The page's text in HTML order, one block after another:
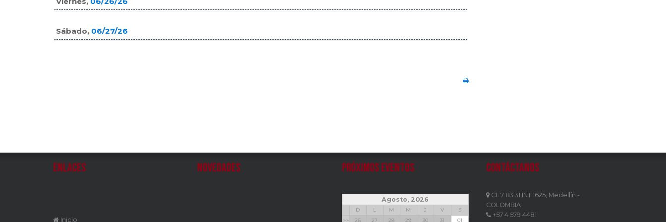
Sábado, 06/27/26
Enlaces
Inicio
Novedades Próximos Eventos
Agosto, 2026
D L M M J V
S
>>
26 27 28 29 30 31 01
Contáctanos
CL 7 83 31 INT 1625, Medellín -
COLOMBIA
+57 4 579 4481